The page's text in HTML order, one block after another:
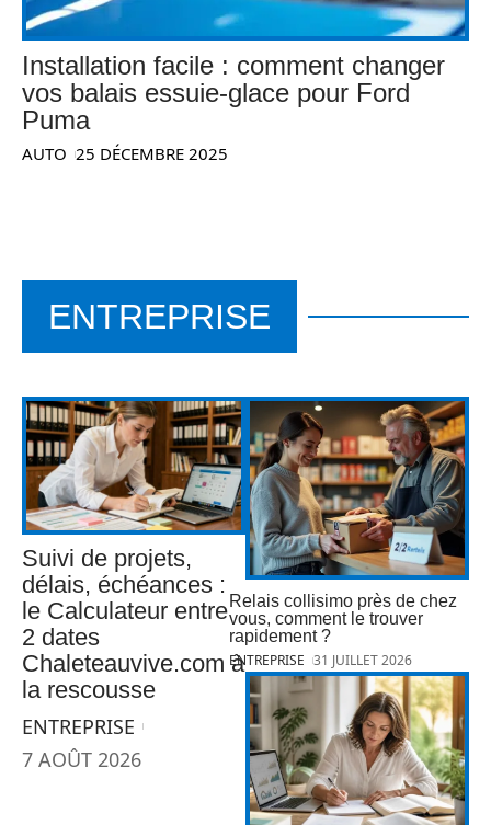
Installation facile : comment changer
vos balais essuie-glace pour Ford
Puma
AUTO 25 DÉCEMBRE 2025
ENTREPRISE
Suivi de projets,
délais, échéances :
le Calculateur entre
2 dates
Chaleteauvive.com à
la rescousse
ENTREPRISE
7 AOÛT 2026
Relais collisimo près de chez
vous, comment le trouver
rapidement ?
ENTREPRISE 31 JUILLET 2026